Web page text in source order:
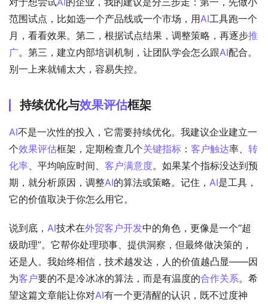
范围试点，比如选一个产品线或一个市场，用AI工具跑一个
月，看看效果。第二，根据试点结果，调整策略，再逐步推
广。第三，建立内部培训机制，让团队学会怎么跟AI配合。
别一上来就铺太大，容易失控。
持续优化与效果评估框架
AI不是一次性的投入，它需要持续优化。我建议企业建立一
个效果评估框架，定期检查几个关键指标 ： 客户触达率、 转
化率、平均响应时间、 客户满意度。如果某个指标没达到预
期，就分析原因，调整AI的算法或策略。记住， AI是工具，
它的价值取决于你怎么用它。
说到底， AI技术在外贸客户开发中的角色，更像是一个“超
级助理”。它帮你处理琐事、提供洞察，但最终做决策的，
还是人。我始终相信，技术越发达，人的价值越凸显——因
为客户要的不是冷冰冰的算法，而是有温度的合作关系。希
望这篇文章能让你对AI有一个更清醒的认识，既不过度神